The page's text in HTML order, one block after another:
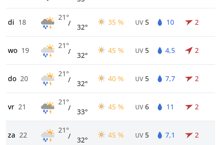
di 18
21°
/ 32°
35 % UV 5 10 2
wo 19
21°
/ 32°
45 % UV 5 4,5 2
do 20
21°
/ 32°
40 % UV 5 7,7 2
vr 21
21°
/ 33°
45 % UV 6 11 2
za 22
21°
/ 32°
45 % UV 5 7,1 2